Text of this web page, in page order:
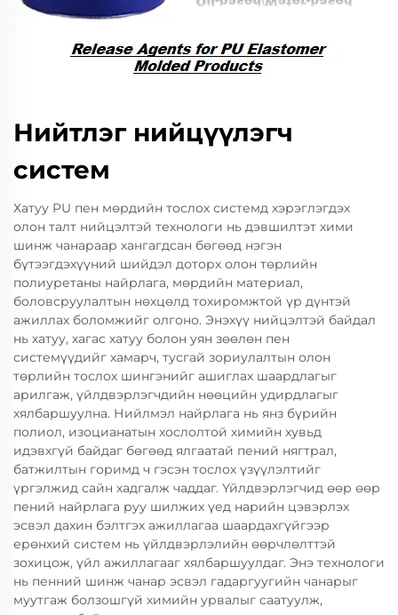
Нийтлэг нийцүүлэгч
систем
Хатуу PU пен мөрдийн тослох системд хэрэглэгдэх
олон талт нийцэлтэй технологи нь дэвшилтэт хими
шинж чанараар хангагдсан бөгөөд нэгэн
бүтээгдэхүүний шийдэл доторх олон төрлийн
полиуретаны найрлага, мөрдийн материал,
боловсруулалтын нөхцөлд тохиромжтой үр дүнтэй
ажиллах боломжийг олгоно. Энэхүү нийцэлтэй байдал
нь хатуу, хагас хатуу болон уян зөөлөн пен
системүүдийг хамарч, тусгай зориулалтын олон
төрлийн тослох шингэнийг ашиглах шаардлагыг
арилгаж, үйлдвэрлэгчдийн нөөцийн удирдлагыг
хялбаршуулна. Нийлмэл найрлага нь янз бүрийн
полиол, изоцианатын хослолтой химийн хувьд
идэвхгүй байдаг бөгөөд ялгаатай пений нягтрал,
батжилтын горимд ч гэсэн тослох үзүүлэлтийг
үргэлжид сайн хадгалж чаддаг. Үйлдвэрлэгчид өөр өөр
пений найрлага руу шилжих үед нарийн цэвэрлэх
эсвэл дахин бэлтгэх ажиллагаа шаардахгүйгээр
ерөнхий систем нь үйлдвэрлэлийн өөрчлөлттэй
зохицож, үйл ажиллагааг хялбаршуулдаг. Энэ технологи
нь пенний шинж чанар эсвэл гадаргуугийн чанарыг
муутгаж болзошгүй химийн урвалыг саатуулж,